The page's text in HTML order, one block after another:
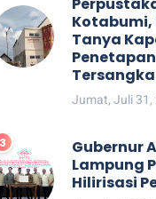
Kotabumi,
Tanya
Penetapan
Jumat, Juli 31,
Gubernur
Lampung
Hilirisasi